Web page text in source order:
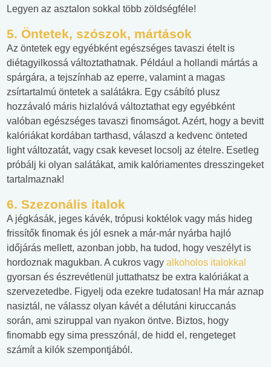
Legyen az asztalon sokkal több zöldségféle!
5. Öntetek, szószok, mártások
Az öntetek egy egyébként egészséges tavaszi ételt is
diétagyilkossá változtathatnak. Például a hollandi mártás a
spárgára, a tejszínhab az eperre, valamint a magas
zsírtartalmú öntetek a salátákra. Egy csábító plusz
hozzávaló máris hizlalóvá változtathat egy egyébként
valóban egészséges tavaszi finomságot. Azért, hogy a bevitt
kalóriákat kordában tarthasd, válaszd a kedvenc önteted
light változatát, vagy csak keveset locsolj az ételre. Esetleg
próbálj ki olyan salátákat, amik kalóriamentes dresszingeket
tartalmaznak!
6. Szezonális italok
A jégkásák, jeges kávék, trópusi koktélok vagy más hideg
frissítők finomak és jól esnek a már-már nyárba hajló
időjárás mellett, azonban jobb, ha tudod, hogy veszélyt is
hordoznak magukban. A cukros vagy alkoholos italokkal
gyorsan és észrevétlenül juttathatsz be extra kalóriákat a
szervezetedbe. Figyelj oda ezekre tudatosan! Ha már aznap
nasiztál, ne válassz olyan kávét a délutáni kiruccanás
során, ami sziruppal van nyakon öntve. Biztos, hogy
finomabb egy sima presszónál, de hidd el, rengeteget
számít a kilók szempontjából.